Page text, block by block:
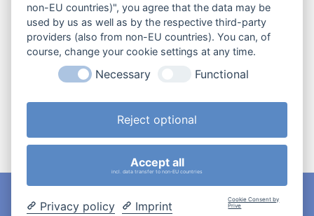
Wir sind für Sie da!
Haben Sie ein Anliegen? Eine Frage an
uns? Oder möchten Sie gerne etwas
Kontaktaufnahme
2026 Maria Ward Grundschule Heiligenstatt |Cookie-
Einstellungen ändern
non-EU countries)", you agree that the data may be
used by us as well as by the respective third-party
providers (also from non-EU countries). You can, of
course, change your cookie settings at any time.
Necessary Functional
Reject optional
Accept all
incl. data transfer to non-EU countries
Privacy policy Imprint
Cookie Consent by
Prive